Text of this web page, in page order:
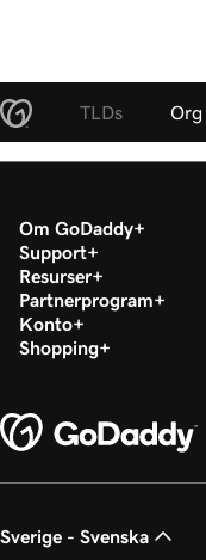
TLDs Org
Om GoDaddy
Support
Resurser
Partnerprogram
Konto
Shopping
Sverige - Svenska